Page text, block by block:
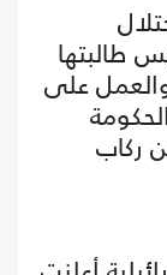
طالبتها
على
ركاب